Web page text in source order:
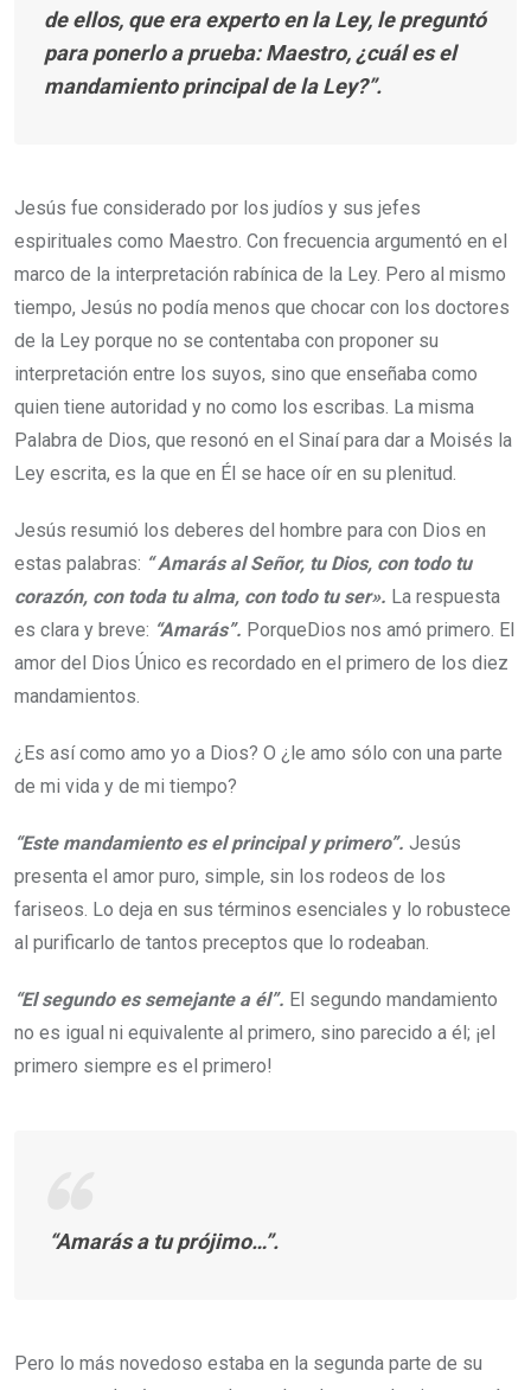
de ellos, que era experto en la Ley, le preguntó
para ponerlo a prueba: Maestro, ¿cuál es el
mandamiento principal de la Ley?”.
Jesús fue considerado por los judíos y sus jefes
espirituales como Maestro. Con frecuencia argumentó en el
marco de la interpretación rabínica de la Ley. Pero al mismo
tiempo, Jesús no podía menos que chocar con los doctores
de la Ley porque no se contentaba con proponer su
interpretación entre los suyos, sino que enseñaba como
quien tiene autoridad y no como los escribas. La misma
Palabra de Dios, que resonó en el Sinaí para dar a Moisés la
Ley escrita, es la que en Él se hace oír en su plenitud.
Jesús resumió los deberes del hombre para con Dios en
estas palabras: “ Amarás al Señor, tu Dios, con todo tu
corazón, con toda tu alma, con todo tu ser». La respuesta
es clara y breve: “Amarás”. PorqueDios nos amó primero. El
amor del Dios Único es recordado en el primero de los diez
mandamientos.
¿Es así como amo yo a Dios? O ¿le amo sólo con una parte
de mi vida y de mi tiempo?
“Este mandamiento es el principal y primero”. Jesús
presenta el amor puro, simple, sin los rodeos de los
fariseos. Lo deja en sus términos esenciales y lo robustece
al purificarlo de tantos preceptos que lo rodeaban.
“El segundo es semejante a él”. El segundo mandamiento
no es igual ni equivalente al primero, sino parecido a él; ¡el
primero siempre es el primero!
“Amarás a tu prójimo…”.
Pero lo más novedoso estaba en la segunda parte de su